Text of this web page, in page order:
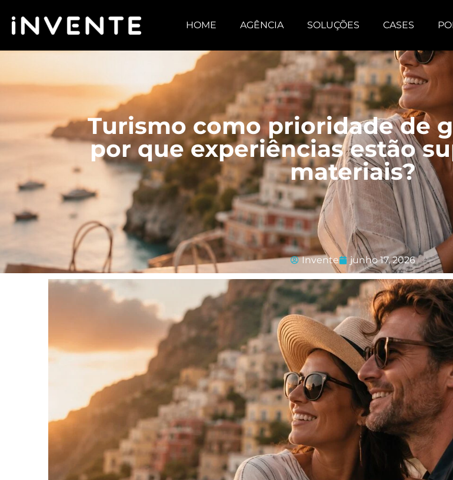
HOME AGÊNCIA SOLUÇÕES CASES
Turismo como prioridade de
por que experiências estão
materiais?
Invente junho 17, 2026